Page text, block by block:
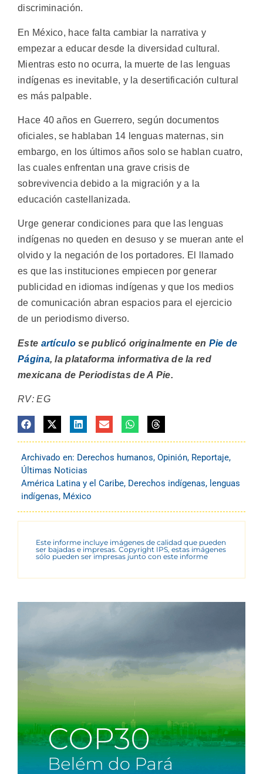
discriminación.
En México, hace falta cambiar la narrativa y
empezar a educar desde la diversidad cultural.
Mientras esto no ocurra, la muerte de las lenguas
indígenas es inevitable, y la desertificación cultural
es más palpable.
Hace 40 años en Guerrero, según documentos
oficiales, se hablaban 14 lenguas maternas, sin
embargo, en los últimos años solo se hablan cuatro,
las cuales enfrentan una grave crisis de
sobrevivencia debido a la migración y a la
educación castellanizada.
Urge generar condiciones para que las lenguas
indígenas no queden en desuso y se mueran ante el
olvido y la negación de los portadores. El llamado
es que las instituciones empiecen por generar
publicidad en idiomas indígenas y que los medios
de comunicación abran espacios para el ejercicio
de un periodismo diverso.
Este artículose publicó originalmente en Pie de
Página, la plataforma informativa de la red
mexicana de Periodistas de A Pie.
RV: EG
Archivado en: Derechos humanos, Opinión, Reportaje,
Últimas Noticias
América Latina y el Caribe, Derechos indígenas, lenguas
indígenas, México
Este informe incluye imágenes de calidad que pueden
ser bajadas e impresas. Copyright IPS, estas imágenes
sólo pueden ser impresas junto con este informe